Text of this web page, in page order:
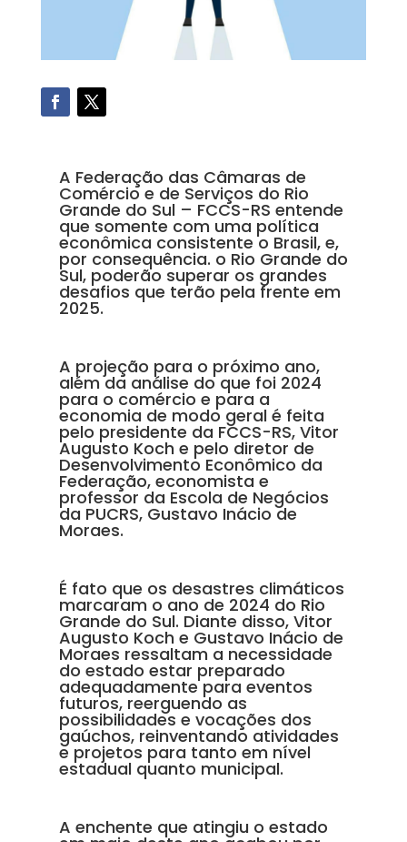
A Federação das Câmaras de
Comércio e de Serviços do Rio
Grande do Sul – FCCS-RS entende
que somente com uma política
econômica consistente o Brasil, e,
por consequência. o Rio Grande do
Sul, poderão superar os grandes
desafios que terão pela frente em
2025.
A projeção para o próximo ano,
além da análise do que foi 2024
para o comércio e para a
economia de modo geral é feita
pelo presidente da FCCS-RS, Vitor
Augusto Koch e pelo diretor de
Desenvolvimento Econômico da
Federação, economista e
professor da Escola de Negócios
da PUCRS, Gustavo Inácio de
Moraes.
É fato que os desastres climáticos
marcaram o ano de 2024 do Rio
Grande do Sul. Diante disso, Vitor
Augusto Koch e Gustavo Inácio de
Moraes ressaltam a necessidade
do estado estar preparado
adequadamente para eventos
futuros, reerguendo as
possibilidades e vocações dos
gaúchos, reinventando atividades
e projetos para tanto em nível
estadual quanto municipal.
A enchente que atingiu o estado